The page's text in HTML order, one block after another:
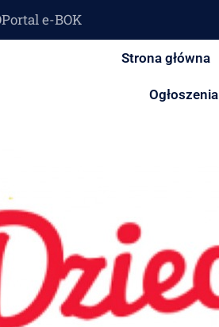
Portal e-BOK
Strona główna
Ogłoszenia